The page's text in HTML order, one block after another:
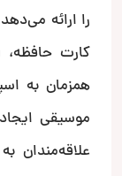
همزمان به
موسیقی
علاقه‌مندان